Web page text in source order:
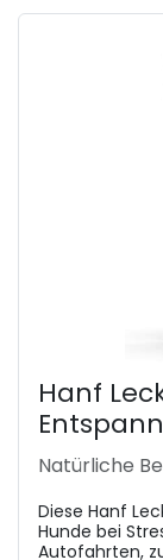
Hanf
Natürliche
Diese Hanf
Hunde bei
Autofahrten,